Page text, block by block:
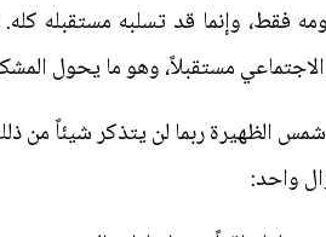
فقط، وإنما قد تسلبه مستقبله
مستقبلاً، وهو ما يحول
الظهيرة ربما لن يتذكر شيئاً من
واحد: